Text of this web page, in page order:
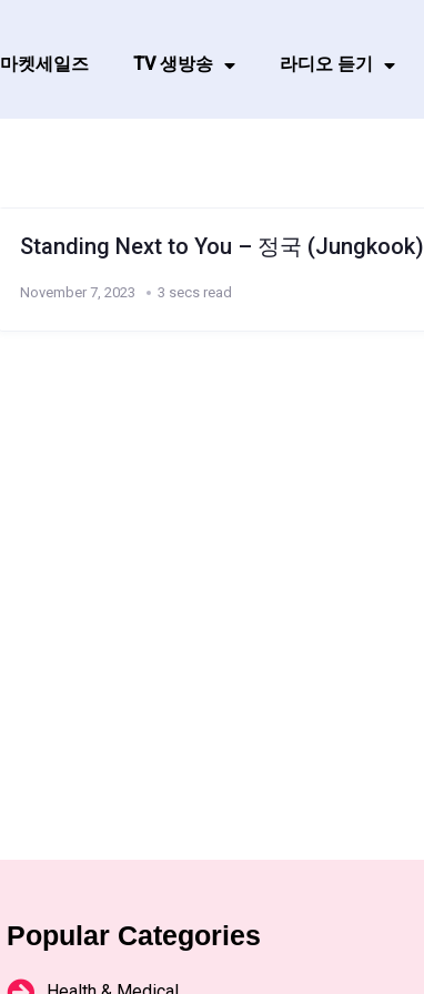
마켓세일즈 TV 생방송 라디오 듣기
Standing Next to You – 정국 (Jungkook)
November 7, 2023 3 secs read
Popular Categories